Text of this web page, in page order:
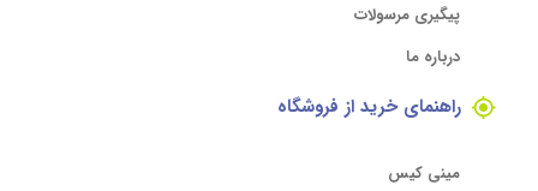
پیگیری مرسولات
درباره ما
راهنمای خرید از فروشگاه
مینی کیس